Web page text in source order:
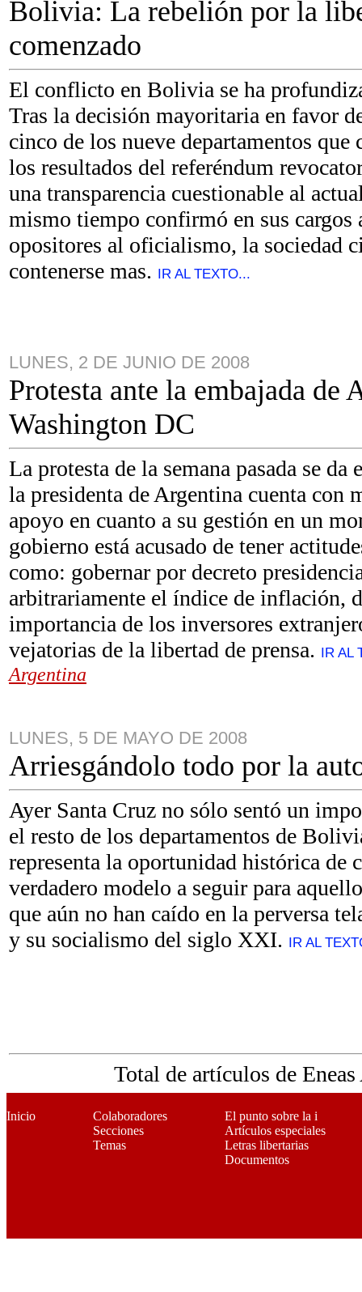
Bolivia: La rebelión por la
comenzado
El conflicto en Bolivia se ha
Tras la decisión mayoritaria en favor
cinco de los nueve departamentos
los resultados del referéndum
una transparencia cuestionable al
mismo tiempo confirmó en sus cargos
opositores al oficialismo, la sociedad
contenerse mas. IR AL TEXTO...
LUNES, 2 DE JUNIO DE 2008
Protesta ante la embajada de
Washington DC
La protesta de la semana pasada se da
la presidenta de Argentina cuenta con
apoyo en cuanto a su gestión en un
gobierno está acusado de tener
como: gobernar por decreto
arbitrariamente el índice de inflación,
importancia de los inversores
vejatorias de la libertad de prensa. IR AL
Argentina
LUNES, 5 DE MAYO DE 2008
Arriesgándolo todo por la
Ayer Santa Cruz no sólo sentó un
el resto de los departamentos de
representa la oportunidad histórica de
verdadero modelo a seguir para
que aún no han caído en la perversa
y su socialismo del siglo XXI. IR AL
Total de artículos de
Inicio
Colaboradores
Secciones
Temas
El punto sobre la i
Artículos especiales
Letras libertarias
Documentos